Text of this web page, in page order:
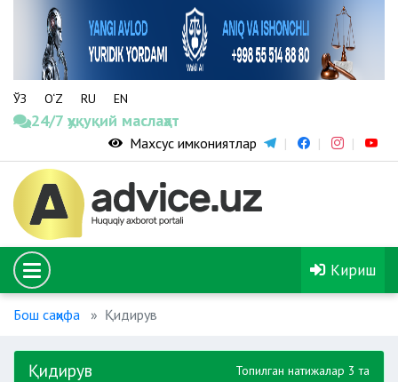
ЎЗ O‘Z RU EN
24/7 ҳуқуқий маслаҳат
Махсус имкониятлар
Кириш
Бош саҳифа Қидирув
Қидирув Топилган натижалар 3 та